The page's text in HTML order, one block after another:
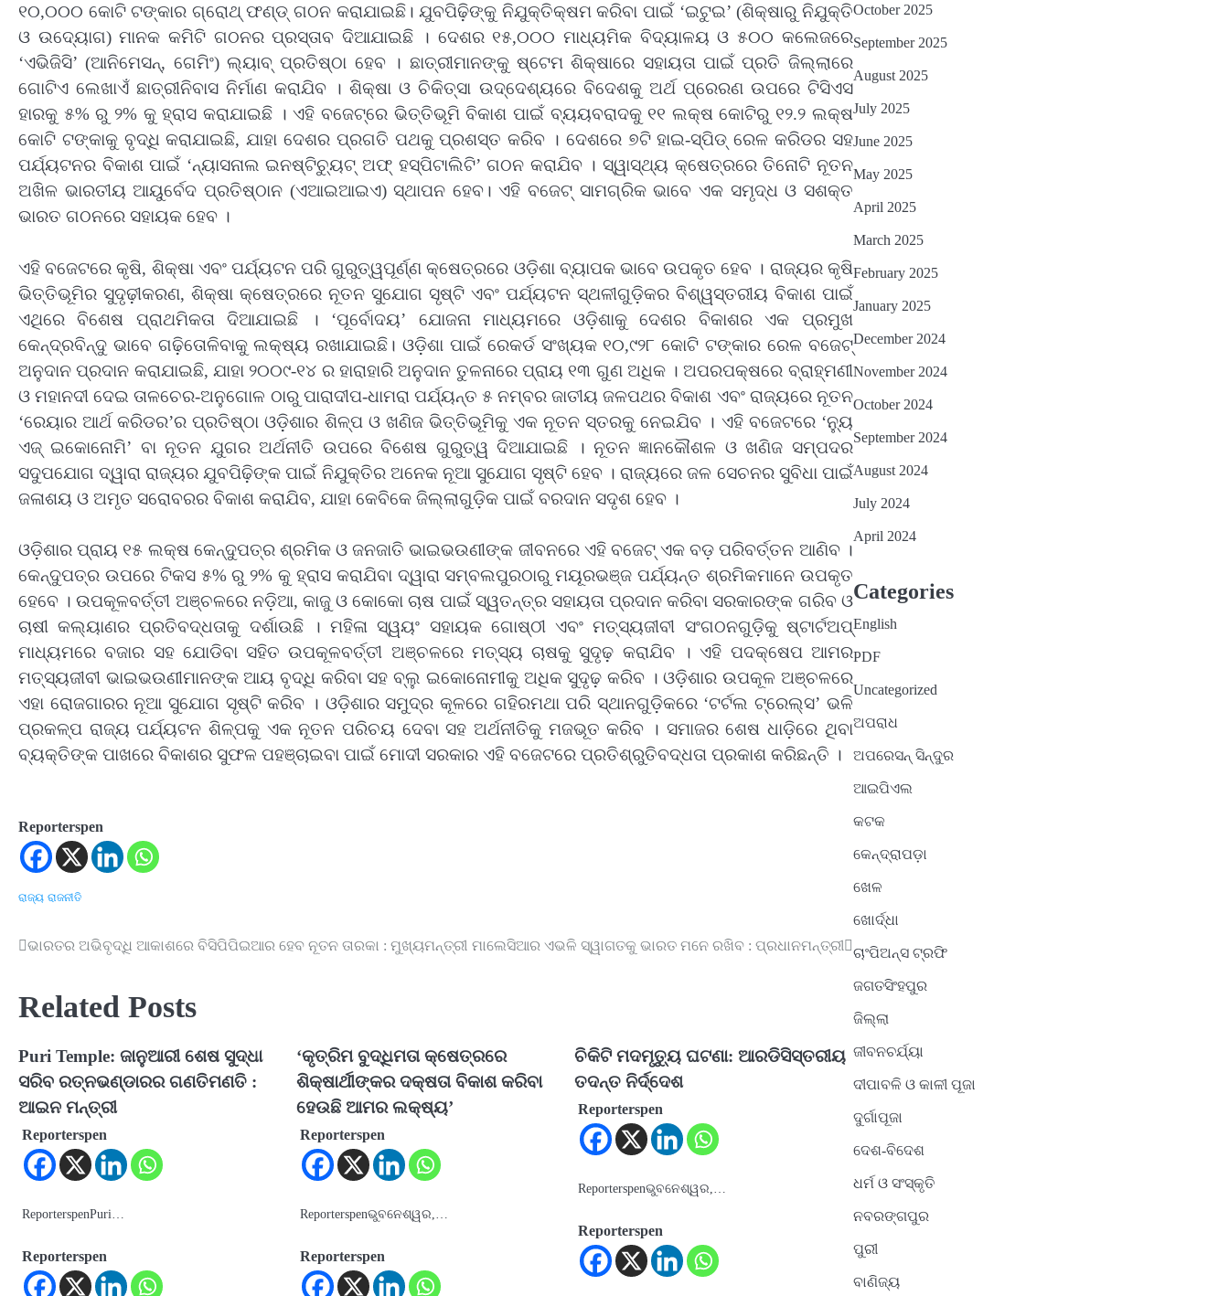
୧୦,୦୦୦ କୋଟି ଟଙ୍କାର ଗ୍ରୋଥ୍ ଫଣ୍ଡ୍ ଗଠନ କରାଯାଇଛି। ଯୁବପିଢ଼ିଙ୍କୁ ନିଯୁକ୍ତିକ୍ଷମ କରିବା ପାଇଁ ‘ଇଟୁଇ’ (ଶିକ୍ଷାରୁ ନିଯୁକ୍ତି
ଓ ଉଦ୍ୟୋଗ) ମାନକ କମିଟି ଗଠନର ପ୍ରସ୍ତାବ ଦିଆଯାଇଛି । ଦେଶର ୧୫,୦୦୦ ମାଧ୍ୟମିକ ବିଦ୍ୟାଳୟ ଓ ୫୦୦ କଲେଜରେ
‘ଏଭିଜିସି’ (ଆନିମେସନ୍, ଗେମିଂ) ଲ୍ୟାବ୍ ପ୍ରତିଷ୍ଠା ହେବ । ଛାତ୍ରୀମାନଙ୍କୁ ଷ୍ଟେମ ଶିକ୍ଷାରେ ସହାୟତା ପାଇଁ ପ୍ରତି ଜିଲ୍ଲାରେ
ଗୋଟିଏ ଲେଖାଏଁ ଛାତ୍ରୀନିବାସ ନିର୍ମାଣ କରାଯିବ । ଶିକ୍ଷା ଓ ଚିକିତ୍ସା ଉଦ୍ଦେଶ୍ୟରେ ବିଦେଶକୁ ଅର୍ଥ ପ୍ରେରଣ ଉପରେ ଟିସିଏସ
ହାରକୁ ୫% ରୁ ୨% କୁ ହ୍ରାସ କରାଯାଇଛି । ଏହି ବଜେଟ୍ରେ ଭିତ୍ତିଭୂମି ବିକାଶ ପାଇଁ ବ୍ୟୟବରାଦକୁ ୧୧ ଲକ୍ଷ କୋଟିରୁ ୧୨.୨ ଲକ୍ଷ
କୋଟି ଟଙ୍କାକୁ ବୃଦ୍ଧି କରାଯାଇଛି, ଯାହା ଦେଶର ପ୍ରଗତି ପଥକୁ ପ୍ରଶସ୍ତ କରିବ । ଦେଶରେ ୭ଟି ହାଇ-ସ୍ପିଡ୍ ରେଳ କରିଡର ସହ
ପର୍ଯ୍ୟଟନର ବିକାଶ ପାଇଁ ‘ନ୍ୟାସନାଲ ଇନଷ୍ଟିଚ୍ୟୁଟ୍ ଅଫ୍ ହସ୍ପିଟାଲିଟି’ ଗଠନ କରାଯିବ । ସ୍ୱାସ୍ଥ୍ୟ କ୍ଷେତ୍ରରେ ତିନୋଟି ନୂତନ
ଅଖିଳ ଭାରତୀୟ ଆୟୁର୍ବେଦ ପ୍ରତିଷ୍ଠାନ (ଏଆଇଆଇଏ) ସ୍ଥାପନ ହେବ। ଏହି ବଜେଟ୍ ସାମଗ୍ରିକ ଭାବେ ଏକ ସମୃଦ୍ଧ ଓ ସଶକ୍ତ
ଭାରତ ଗଠନରେ ସହାୟକ ହେବ ।
ଏହି ବଜେଟରେ କୃଷି, ଶିକ୍ଷା ଏବଂ ପର୍ଯ୍ୟଟନ ପରି ଗୁରୁତ୍ୱପୂର୍ଣ୍ଣ କ୍ଷେତ୍ରରେ ଓଡ଼ିଶା ବ୍ୟାପକ ଭାବେ ଉପକୃତ ହେବ । ରାଜ୍ୟର କୃଷି
ଭିତ୍ତିଭୂମିର ସୁଦୃଢ଼ୀକରଣ, ଶିକ୍ଷା କ୍ଷେତ୍ରରେ ନୂତନ ସୁଯୋଗ ସୃଷ୍ଟି ଏବଂ ପର୍ଯ୍ୟଟନ ସ୍ଥଳୀଗୁଡ଼ିକର ବିଶ୍ୱସ୍ତରୀୟ ବିକାଶ ପାଇଁ
ଏଥିରେ ବିଶେଷ ପ୍ରାଥମିକତା ଦିଆଯାଇଛି । ‘ପୂର୍ବୋଦୟ’ ଯୋଜନା ମାଧ୍ୟମରେ ଓଡ଼ିଶାକୁ ଦେଶର ବିକାଶର ଏକ ପ୍ରମୁଖ
କେନ୍ଦ୍ରବିନ୍ଦୁ ଭାବେ ଗଢ଼ିତୋଳିବାକୁ ଲକ୍ଷ୍ୟ ରଖାଯାଇଛି। ଓଡ଼ିଶା ପାଇଁ ରେକର୍ଡ ସଂଖ୍ୟକ ୧୦,୯୨୮ କୋଟି ଟଙ୍କାର ରେଳ ବଜେଟ୍
ଅନୁଦାନ ପ୍ରଦାନ କରାଯାଇଛି, ଯାହା ୨୦୦୯-୧୪ ର ହାରାହାରି ଅନୁଦାନ ତୁଳନାରେ ପ୍ରାୟ ୧୩ ଗୁଣ ଅଧିକ । ଅପରପକ୍ଷରେ ବ୍ରାହ୍ମଣୀ
ଓ ମହାନଦୀ ଦେଇ ତାଳଚେର-ଅନୁଗୋଳ ଠାରୁ ପାରାଦୀପ-ଧାମରା ପର୍ଯ୍ୟନ୍ତ ୫ ନମ୍ବର ଜାତୀୟ ଜଳପଥର ବିକାଶ ଏବଂ ରାଜ୍ୟରେ ନୂତନ
‘ରେୟାର ଆର୍ଥ କରିଡର’ର ପ୍ରତିଷ୍ଠା ଓଡ଼ିଶାର ଶିଳ୍ପ ଓ ଖଣିଜ ଭିତ୍ତିଭୂମିକୁ ଏକ ନୂତନ ସ୍ତରକୁ ନେଇଯିବ । ଏହି ବଜେଟରେ ‘ନ୍ୟୁ
ଏଜ୍ ଇକୋନୋମି’ ବା ନୂତନ ଯୁଗର ଅର୍ଥନୀତି ଉପରେ ବିଶେଷ ଗୁରୁତ୍ୱ ଦିଆଯାଇଛି । ନୂତନ ଜ୍ଞାନକୌଶଳ ଓ ଖଣିଜ ସମ୍ପଦର
ସଦୁପଯୋଗ ଦ୍ୱାରା ରାଜ୍ୟର ଯୁବପିଢ଼ିଙ୍କ ପାଇଁ ନିଯୁକ୍ତିର ଅନେକ ନୂଆ ସୁଯୋଗ ସୃଷ୍ଟି ହେବ । ରାଜ୍ୟରେ ଜଳ ସେଚନର ସୁବିଧା ପାଇଁ
ଜଳାଶୟ ଓ ଅମୃତ ସରୋବରର ବିକାଶ କରାଯିବ, ଯାହା କେବିକେ ଜିଲ୍ଲାଗୁଡ଼ିକ ପାଇଁ ବରଦାନ ସଦୃଶ ହେବ ।
ଓଡ଼ିଶାର ପ୍ରାୟ ୧୫ ଲକ୍ଷ କେନ୍ଦୁପତ୍ର ଶ୍ରମିକ ଓ ଜନଜାତି ଭାଇଭଉଣୀଙ୍କ ଜୀବନରେ ଏହି ବଜେଟ୍ ଏକ ବଡ଼ ପରିବର୍ତ୍ତନ ଆଣିବ ।
କେନ୍ଦୁପତ୍ର ଉପରେ ଟିକସ ୫% ରୁ ୨% କୁ ହ୍ରାସ କରାଯିବା ଦ୍ୱାରା ସମ୍ବଲପୁରଠାରୁ ମୟୂରଭଞ୍ଜ ପର୍ଯ୍ୟନ୍ତ ଶ୍ରମିକମାନେ ଉପକୃତ
ହେବେ । ଉପକୂଳବର୍ତ୍ତୀ ଅଞ୍ଚଳରେ ନଡ଼ିଆ, କାଜୁ ଓ କୋକୋ ଚାଷ ପାଇଁ ସ୍ୱତନ୍ତ୍ର ସହାୟତା ପ୍ରଦାନ କରିବା ସରକାରଙ୍କ ଗରିବ ଓ
ଚାଷୀ କଲ୍ୟାଣର ପ୍ରତିବଦ୍ଧତାକୁ ଦର୍ଶାଉଛି । ମହିଳା ସ୍ୱୟଂ ସହାୟକ ଗୋଷ୍ଠୀ ଏବଂ ମତ୍ସ୍ୟଜୀବୀ ସଂଗଠନଗୁଡ଼ିକୁ ଷ୍ଟାର୍ଟଅପ୍
ମାଧ୍ୟମରେ ବଜାର ସହ ଯୋଡିବା ସହିତ ଉପକୂଳବର୍ତ୍ତୀ ଅଞ୍ଚଳରେ ମତ୍ସ୍ୟ ଚାଷକୁ ସୁଦୃଢ଼ କରାଯିବ । ଏହି ପଦକ୍ଷେପ ଆମର
ମତ୍ସ୍ୟଜୀବୀ ଭାଇଭଉଣୀମାନଙ୍କ ଆୟ ବୃଦ୍ଧି କରିବା ସହ ବ୍ଲୁ ଇକୋନୋମୀକୁ ଅଧିକ ସୁଦୃଢ଼ କରିବ । ଓଡ଼ିଶାର ଉପକୂଳ ଅଞ୍ଚଳରେ
ଏହା ରୋଜଗାରର ନୂଆ ସୁଯୋଗ ସୃଷ୍ଟି କରିବ । ଓଡ଼ିଶାର ସମୁଦ୍ର କୂଳରେ ଗହିରମଥା ପରି ସ୍ଥାନଗୁଡ଼ିକରେ ‘ଟର୍ଟଲ ଟ୍ରେଲ୍ସ’ ଭଳି
ପ୍ରକଳ୍ପ ରାଜ୍ୟ ପର୍ଯ୍ୟଟନ ଶିଳ୍ପକୁ ଏକ ନୂତନ ପରିଚୟ ଦେବା ସହ ଅର୍ଥନୀତିକୁ ମଜଭୂତ କରିବ । ସମାଜର ଶେଷ ଧାଡ଼ିରେ ଥିବା
ବ୍ୟକ୍ତିଙ୍କ ପାଖରେ ବିକାଶର ସୁଫଳ ପହଞ୍ଚାଇବା ପାଇଁ ମୋଦୀ ସରକାର ଏହି ବଜେଟରେ ପ୍ରତିଶ୍ରୁତିବଦ୍ଧତା ପ୍ରକାଶ କରିଛନ୍ତି ।
Reporterspen
ରାଜ୍ୟ ରାଜନୀତି
Post
ଭାରତର ଅଭିବୃଦ୍ଧି ଆକାଶରେ ବିସିପିପିଇଆର ହେବ ନୂତନ ତାରକା : ମୁଖ୍ୟମନ୍ତ୍ରୀ ମାଲେସିଆର ଏଭଳି ସ୍ୱାଗତକୁ ଭାରତ ମନେ ରଖିବ : ପ୍ରଧାନମନ୍ତ୍ରୀ
Related Posts
Puri Temple: ଜାନୁଆରୀ ଶେଷ ସୁଦ୍ଧା
ସରିବ ରତ୍ନଭଣ୍ଡାରର ଗଣତିମଣତି :
ଆଇନ ମନ୍ତ୍ରୀ
Reporterspen
ReporterspenPuri…
Reporterspen
‘କୃତ୍ରିମ ବୁଦ୍ଧିମତା କ୍ଷେତ୍ରରେ
ଶିକ୍ଷାର୍ଥୀଙ୍କର ଦକ୍ଷତା ବିକାଶ କରିବା
ହେଉଛି ଆମର ଲକ୍ଷ୍ୟ’
Reporterspen
Reporterspenଭୁବନେଶ୍ୱର,…
Reporterspen
ଚିକିଟି ମଦମୃତ୍ୟୁ ଘଟଣା: ଆରଡିସିସ୍ତରୀୟ
ତଦନ୍ତ ନିର୍ଦ୍ଦେଶ
Reporterspen
Reporterspenଭୁବନେଶ୍ୱର,…
Reporterspen
October 2025
September 2025
August 2025
July 2025
June 2025
May 2025
April 2025
March 2025
February 2025
January 2025
December 2024
November 2024
October 2024
September 2024
August 2024
July 2024
April 2024
Categories
English
PDF
Uncategorized
ଅପରାଧ
ଅପରେସନ୍ ସିନ୍ଦୁର
ଆଇପିଏଲ
କଟକ
କେନ୍ଦ୍ରାପଡ଼ା
ଖେଳ
ଖୋର୍ଦ୍ଧା
ଚାଂପିଅନ୍ସ ଟ୍ରଫି
ଜଗତସିଂହପୁର
ଜିଲ୍ଲା
ଜୀବନଚର୍ଯ୍ୟା
ଦୀପାବଳି ଓ କାଳୀ ପୂଜା
ଦୁର୍ଗାପୂଜା
ଦେଶ-ବିଦେଶ
ଧର୍ମ ଓ ସଂସ୍କୃତି
ନବରଙ୍ଗପୁର
ପୁରୀ
ବାଣିଜ୍ୟ